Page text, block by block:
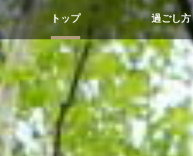
トップ 過ごし方